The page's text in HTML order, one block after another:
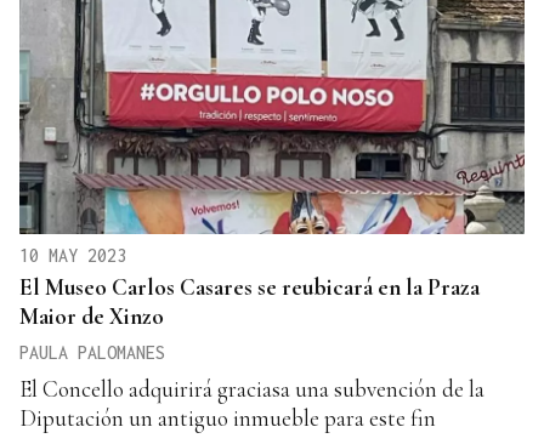
10 MAY 2023
El Museo Carlos Casares se reubicará en la Praza
Maior de Xinzo
PAULA PALOMANES
El Concello adquirirá graciasa una subvención de la
Diputación un antiguo inmueble para este fin